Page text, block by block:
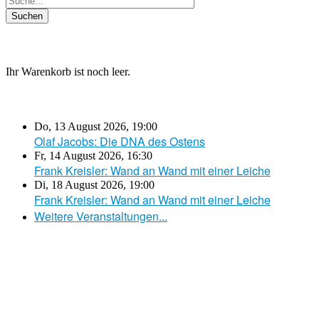
Ihr Warenkorb ist noch leer.
Do, 13 August 2026, 19:00
Olaf Jacobs: Die DNA des Ostens
Fr, 14 August 2026, 16:30
Frank Kreisler: Wand an Wand mit einer Leiche
Di, 18 August 2026, 19:00
Frank Kreisler: Wand an Wand mit einer Leiche
Weitere Veranstaltungen...